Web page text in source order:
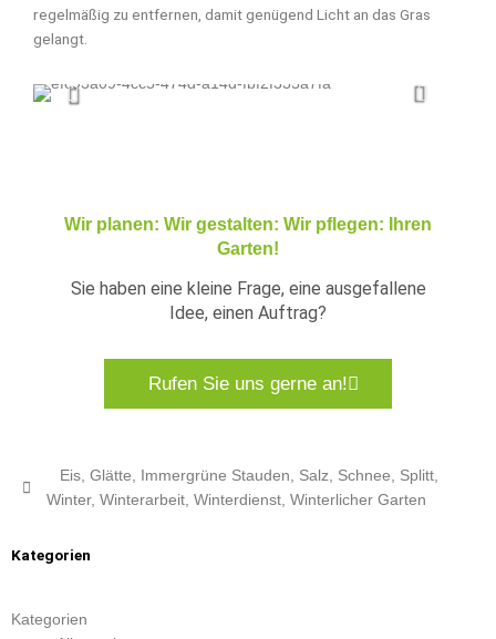
regelmäßig zu entfernen, damit genügend Licht an das Gras
gelangt.
Wir planen: Wir gestalten: Wir pflegen: Ihren
Garten!
Sie haben eine kleine Frage, eine ausgefallene
Idee, einen Auftrag?
Rufen Sie uns gerne an!
Eis ,Glätte Immergrüne Stauden Salz Schnee Splitt
Winter,Winterarbeit ,Winterdienst ,Winterlicher Garten
Kategorien
Kategorien